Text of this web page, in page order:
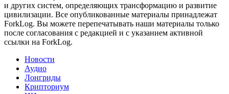
и других систем, определяющих трансформацию и развитие
цивилизации. Все опубликованные материалы принадлежат
ForkLog. Вы можете перепечатывать наши материалы только
после согласования с редакцией и с указанием активной
ссылки на ForkLog.
Новости
Аудио
Лонгриды
Крипториум